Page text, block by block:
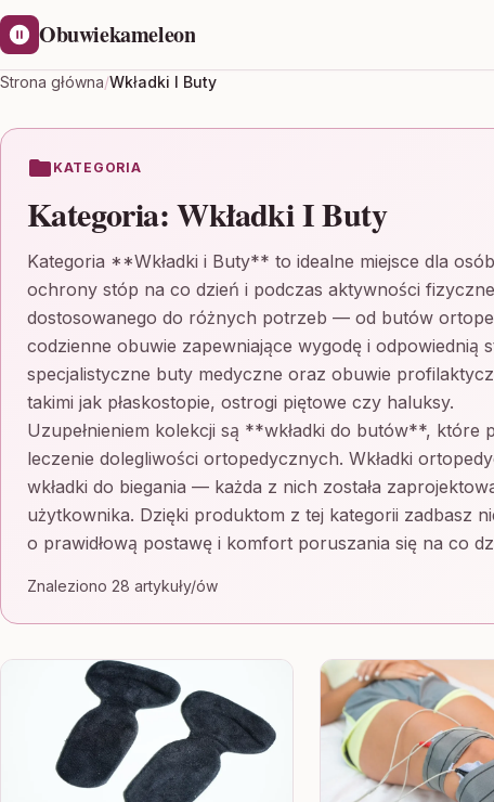
Obuwiekameleon
Strona główna/Wkładki I Buty
KATEGORIA
Kategoria:Wkładki I Buty
Kategoria **Wkładki i Buty** to idealne miejsce dla
ochrony stóp na co dzień i podczas aktywności
dostosowanego do różnych potrzeb — od butów
codzienne obuwie zapewniające wygodę i odpowiednią
specjalistyczne buty medyczne oraz obuwie
takimi jak płaskostopie, ostrogi piętowe czy haluksy.
Uzupełnieniem kolekcji są **wkładki do butów**, które
leczenie dolegliwości ortopedycznych. Wkładki
wkładki do biegania — każda z nich została
użytkownika. Dzięki produktom z tej kategorii zadbasz
o prawidłową postawę i komfort poruszania się na co
Znaleziono 28 artykuły/ów